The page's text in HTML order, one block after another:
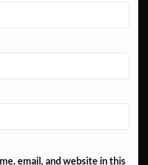
email, and website in this